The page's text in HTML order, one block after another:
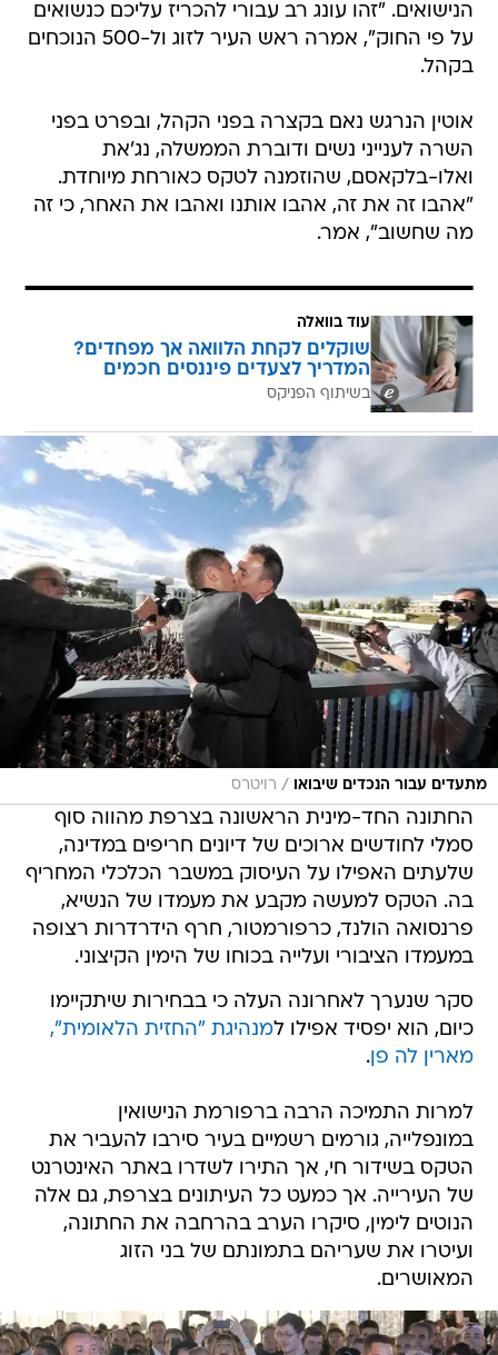
הנישואים. "זהו עונג רב עבורי להכריז עליכם כנשואים
על פי החוק", אמרה ראש העיר לזוג ול-500 הנוכחים
בקהל.
אוטין הנרגש נאם בקצרה בפני הקהל, ובפרט בפני
השרה לענייני נשים ודוברת הממשלה, נג'את
ואלו-בלקאסם, שהוזמנה לטקס כאורחת מיוחדת.
"אהבו זה את זה, אהבו אותנו ואהבו את האחר, כי זה
מה שחשוב", אמר.
עוד בוואלה
שוקלים לקחת הלוואה אך מפחדים?
המדריך לצעדים פיננסים חכמים
בשיתוף הפניקס
מתעדים עבור הנכדים שיבואו / רויטרס
החתונה החד-מינית הראשונה בצרפת מהווה סוף
סמלי לחודשים ארוכים של דיונים חריפים במדינה,
שלעתים האפילו על העיסוק במשבר הכלכלי המחריף
בה. הטקס למעשה מקבע את מעמדו של הנשיא,
פרנסואה הולנד, כרפורמטור, חרף הידרדרות רצופה
במעמדו הציבורי ועלייה בכוחו של הימין הקיצוני.
סקר שנערך לאחרונה העלה כי בבחירות שיתקיימו
כיום, הוא יפסיד אפילו למנהיגת "החזית הלאומית",
מארין לה פן.
למרות התמיכה הרבה ברפורמת הנישואין
במונפלייה, גורמים רשמיים בעיר סירבו להעביר את
הטקס בשידור חי, אך התירו לשדרו באתר האינטרנט
של העירייה. אך כמעט כל העיתונים בצרפת, גם אלה
הנוטים לימין, סיקרו הערב בהרחבה את החתונה,
ועיטרו את שעריהם בתמונתם של בני הזוג
המאושרים.